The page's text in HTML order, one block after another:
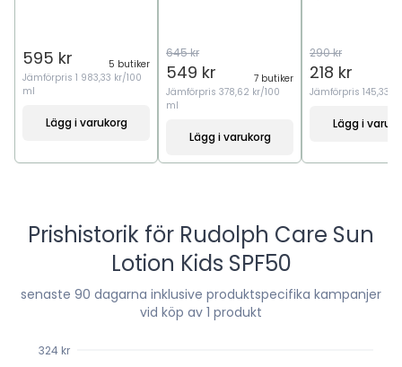
595 kr
5 butiker
Jämförpris 1 983,33 kr/100
ml
Lägg i varukorg
645 kr
549 kr
7 butiker
Jämförpris 378,62 kr/100
ml
Lägg i varukorg
290 kr
218 kr
Jämförpris 145,33
Lägg i
Prishistorik för Rudolph Care Sun
Lotion Kids SPF50
senaste 90 dagarna inklusive produktspecifika kampanjer
vid köp av 1 produkt
324 kr